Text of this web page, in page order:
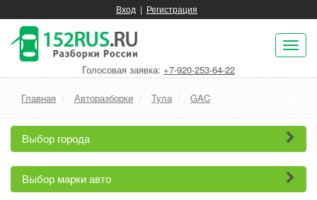
Вход | Регистрация
Голосовая заявка: +7-920-253-64-22
Главная Авторазборки Тула GAC
Выбор города
Выбор марки авто